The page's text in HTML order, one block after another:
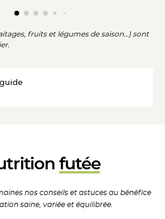
fruits et légumes de saison…) sont
futée
nos conseils et astuces au bénéfice
saine, variée et équilibrée.